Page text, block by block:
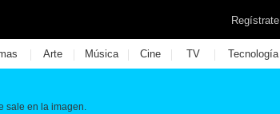
Regístrate
| Arte | Música | Cine | TV | Tecnología
sale en la imagen.